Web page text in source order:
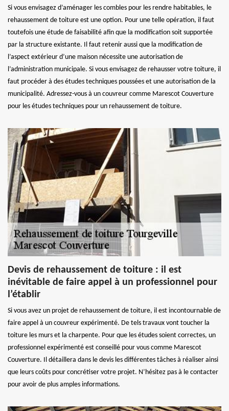
Si vous envisagez d’aménager les combles pour les rendre habitables, le
rehaussement de toiture est une option. Pour une telle opération, il faut
toutefois une étude de faisabilité afin que la modification soit supportée
par la structure existante. Il faut retenir aussi que la modification de
l’aspect extérieur d’une maison nécessite une autorisation de
l’administration municipale. Si vous envisagez de rehausser votre toiture, il
faut procéder à des études techniques poussées et une autorisation de la
municipalité. Adressez-vous à un couvreur comme Marescot Couverture
pour les études techniques pour un rehaussement de toiture.
Devis de rehaussement de toiture : il est
inévitable de faire appel à un professionnel pour
l’établir
Si vous avez un projet de rehaussement de toiture, il est incontournable de
faire appel à un couvreur expérimenté. De tels travaux vont toucher la
toiture les murs et la charpente. Pour que les études soient correctes, un
professionnel expérimenté est conseillé pour vous comme Marescot
Couverture. Il détaillera dans le devis les différentes tâches à réaliser ainsi
que leurs coûts pour concrétiser votre projet. N’hésitez pas à le contacter
pour avoir de plus amples informations.